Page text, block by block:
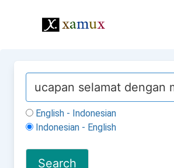
English - Indonesian
Indonesian - English